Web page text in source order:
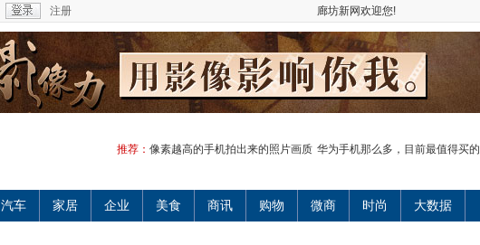
注册 廊坊新网欢迎您!
推荐： 像素越高的手机拍出来的照片画质 华为手机那么多，目前最值得买的
汽车 家居 企业 美食 商讯 购物 微商 时尚 大数据